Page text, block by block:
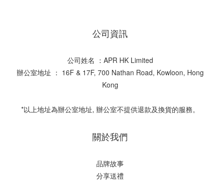
公司資訊
公司姓名 ：APR HK Limited
辦公室地址 ： 16F & 17F, 700 Nathan Road, Kowloon, Hong
Kong
*以上地址為辦公室地址, 辦公室不提供退款及換貨的服務。
關於我們
品牌故事
分享送禮